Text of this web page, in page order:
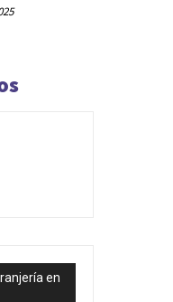
en